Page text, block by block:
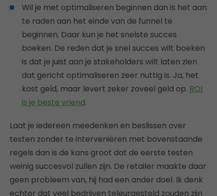
Wil je met optimaliseren beginnen dan is het aan
te raden aan het einde van de funnel te
beginnen. Daar kun je het snelste succes
boeken. De reden dat je snel succes wilt boeken
is dat je juist aan je stakeholders wilt laten zien
dat gericht optimaliseren zeer nuttig is. Ja, het
kost geld, maar levert zeker zoveel geld op. ROI
is je beste vriend.
Laat je iedereen meedenken en beslissen over
testen zonder te interveniëren met bovenstaande
regels dan is de kans groot dat de eerste testen
weinig succesvol zullen zijn. De retailer maakte daar
geen probleem van, hij had een ander doel. Ik denk
echter dat veel bedrijven teleurgesteld zouden zijn